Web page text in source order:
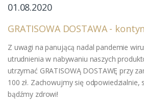
01.08.2020
GRATISOWA DOSTAWA -
Z uwagi na panującą nadal pandemie
utrudnienia w nabywaniu naszych
utrzymać GRATISOWĄ DOSTAWĘ przy
100 zł. Zachowujmy się odpowiedzialnie,
bądźmy zdrowi!